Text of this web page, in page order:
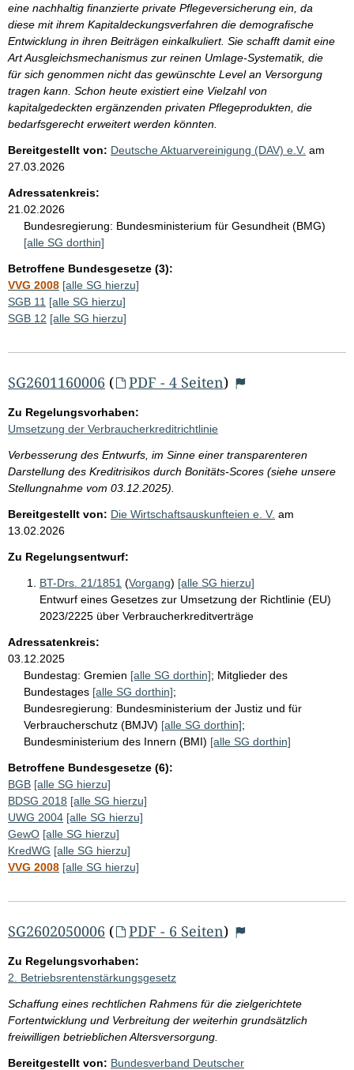
eine nachhaltig finanzierte private Pflegeversicherung ein, da
diese mit ihrem Kapitaldeckungsverfahren die demografische
Entwicklung in ihren Beiträgen einkalkuliert. Sie schafft damit eine
Art Ausgleichsmechanismus zur reinen Umlage-Systematik, die
für sich genommen nicht das gewünschte Level an Versorgung
tragen kann. Schon heute existiert eine Vielzahl von
kapitalgedeckten ergänzenden privaten Pflegeprodukten, die
bedarfsgerecht erweitert werden könnten.
Bereitgestellt von: Deutsche Aktuarvereinigung (DAV) e.V. am
27.03.2026
Adressatenkreis:
21.02.2026
Bundesregierung: Bundesministerium für Gesundheit (BMG)
[alle SG dorthin]
Betroffene Bundesgesetze (3):
VVG 2008 [alle SG hierzu]
SGB 11 [alle SG hierzu]
SGB 12 [alle SG hierzu]
SG2601160006 ( PDF - 4 Seiten)
Zu Regelungsvorhaben:
Umsetzung der Verbraucherkreditrichtlinie
Verbesserung des Entwurfs, im Sinne einer transparenteren
Darstellung des Kreditrisikos durch Bonitäts-Scores (siehe unsere
Stellungnahme vom 03.12.2025).
Bereitgestellt von: Die Wirtschaftsauskunfteien e. V. am
13.02.2026
Zu Regelungsentwurf:
BT-Drs. 21/1851 (Vorgang) [alle SG hierzu]
Entwurf eines Gesetzes zur Umsetzung der Richtlinie (EU)
2023/2225 über Verbraucherkreditverträge
Adressatenkreis:
03.12.2025
Bundestag: Gremien [alle SG dorthin]; Mitglieder des
Bundestages [alle SG dorthin];
Bundesregierung: Bundesministerium der Justiz und für
Verbraucherschutz (BMJV) [alle SG dorthin];
Bundesministerium des Innern (BMI) [alle SG dorthin]
Betroffene Bundesgesetze (6):
BGB [alle SG hierzu]
BDSG 2018 [alle SG hierzu]
UWG 2004 [alle SG hierzu]
GewO [alle SG hierzu]
KredWG [alle SG hierzu]
VVG 2008 [alle SG hierzu]
SG2602050006 ( PDF - 6 Seiten)
Zu Regelungsvorhaben:
2. Betriebsrentenstärkungsgesetz
Schaffung eines rechtlichen Rahmens für die zielgerichtete
Fortentwicklung und Verbreitung der weiterhin grundsätzlich
freiwilligen betrieblichen Altersversorgung.
Bereitgestellt von: Bundesverband Deutscher